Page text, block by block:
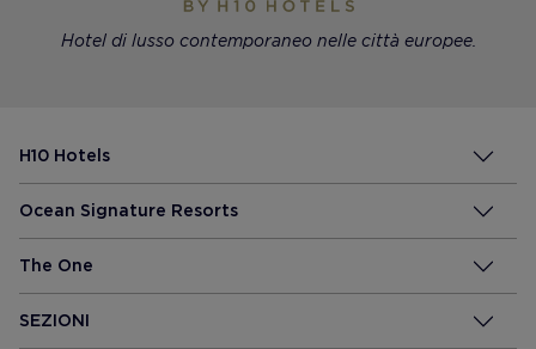
Hotel di lusso contemporaneo nelle città europee.
H10 Hotels
Ocean Signature Resorts
The One
SEZIONI